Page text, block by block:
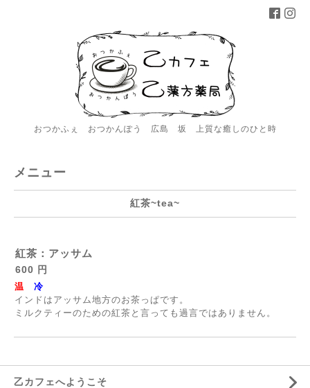
おつかふぇ おつかんぽう 広島 坂 上質な癒しのひと時
メニュー
紅茶~tea~
紅茶：アッサム
600 円
温 冷
インドはアッサム地方のお茶っぱです。
ミルクティーのための紅茶と言っても過言ではありません。
乙カフェへようこそ